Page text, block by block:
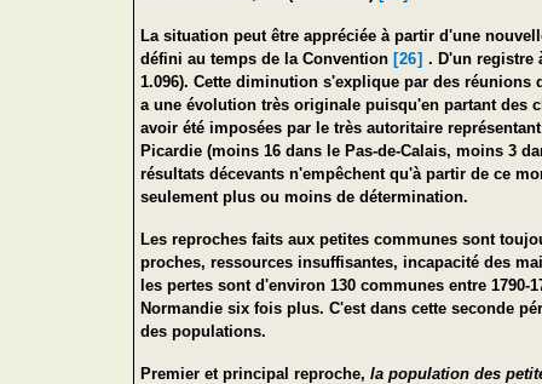
La situation peut être appréciée à partir d'une
défini au temps de la Convention [26] . D'un registre
1.096). Cette diminution s'explique par des réunions
a une évolution très originale puisqu'en partant des
avoir été imposées par le très autoritaire
Picardie (moins 16 dans le Pas-de-Calais, moins 3
résultats décevants n'empêchent qu'à partir de ce
seulement plus ou moins de détermination.
Les reproches faits aux petites communes sont
proches, ressources insuffisantes, incapacité des
les pertes sont d'environ 130 communes entre
Normandie six fois plus. C'est dans cette seconde
des populations.
Premier et principal reproche, la population des